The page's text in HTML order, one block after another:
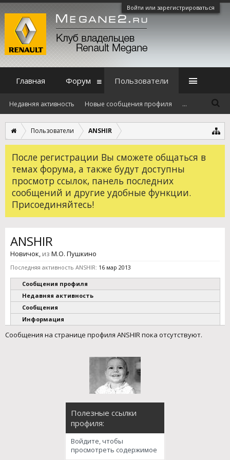
Войти или зарегистрироваться
Пользователи ANSHIR
После регистрации Вы сможете общаться в
темах форума, а также будут доступны
просмотр ссылок, панель последних
сообщений и другие удобные функции.
Присоединяйтесь!
Полезные ссылки
профиля:
Войдите, чтобы
просмотреть содержимое
ANSHIR
Новичок, из М.О. Пушкино
Последняя активность ANSHIR: 16 мар 2013
Сообщения профиля
Недавняя активность
Сообщения
Информация
Сообщения на странице профиля ANSHIR пока отсутствуют.
Главная Форум Пользователи
Недавняя активность Новые сообщения профиля ...